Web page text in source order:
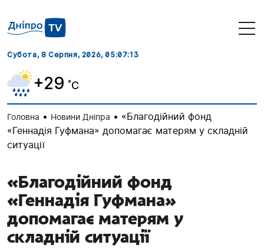
Субота, 8 Серпня, 2026, 05:07:14
+29 ˚C
Головна • Новини Дніпра • «Благодійний фонд
«Геннадія Гуфмана» допомагає матерям у складній
ситуації
«Благодійний фонд
«Геннадія Гуфмана»
допомагає матерям у
складній ситуації